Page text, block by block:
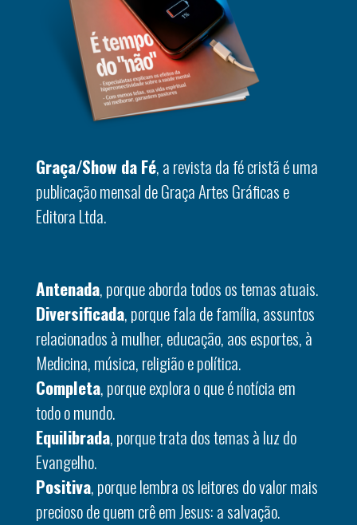
Graça/Show da Fé, a revista da fé cristã é uma
publicação mensal de Graça Artes Gráficas e
Editora Ltda.
Antenada, porque aborda todos os temas atuais.
Diversificada, porque fala de família, assuntos
relacionados à mulher, educação, aos esportes, à
Medicina, música, religião e política.
Completa, porque explora o que é notícia em
todo o mundo.
Equilibrada, porque trata dos temas à luz do
Evangelho.
Positiva, porque lembra os leitores do valor mais
precioso de quem crê em Jesus: a salvação.